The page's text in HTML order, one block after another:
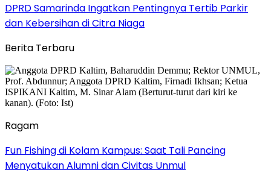
DPRD Samarinda Ingatkan Pentingnya Tertib Parkir
dan Kebersihan di Citra Niaga
Berita Terbaru
Ragam
Fun Fishing di Kolam Kampus: Saat Tali Pancing
Menyatukan Alumni dan Civitas Unmul